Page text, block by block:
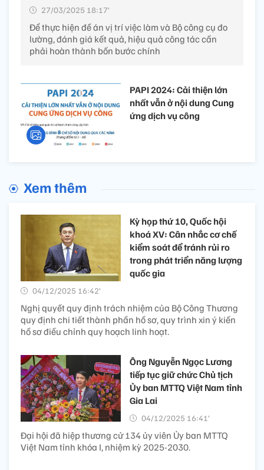
27/03/2025 18:17’
Để thực hiện đề án vị trí việc làm và Bộ công cụ đo
lường, đánh giá kết quả, hiệu quả công tác cần
phải hoàn thành bốn bước chính
PAPI 2024: Cải thiện lớn
nhất vẫn ở nội dung Cung
ứng dịch vụ công
Xem thêm
Kỳ họp thứ 10, Quốc hội
khoá XV: Cân nhắc cơ chế
kiểm soát để tránh rủi ro
trong phát triển năng lượng
quốc gia
04/12/2025 16:42’
Nghị quyết quy định trách nhiệm của Bộ Công Thương
quy định chi tiết thành phần hồ sơ, quy trình xin ý kiến
hồ sơ điều chỉnh quy hoạch linh hoạt.
Ông Nguyễn Ngọc Lương
tiếp tục giữ chức Chủ tịch
Ủy ban MTTQ Việt Nam tỉnh
Gia Lai
04/12/2025 16:41’
Đại hội đã hiệp thương cử 134 ủy viên Ủy ban MTTQ
Việt Nam tỉnh khóa I, nhiệm kỳ 2025-2030.